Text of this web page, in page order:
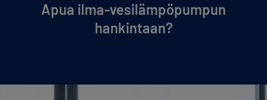
Apua ilma-ve­si­läm­pö­pum­pun
hankintaan?